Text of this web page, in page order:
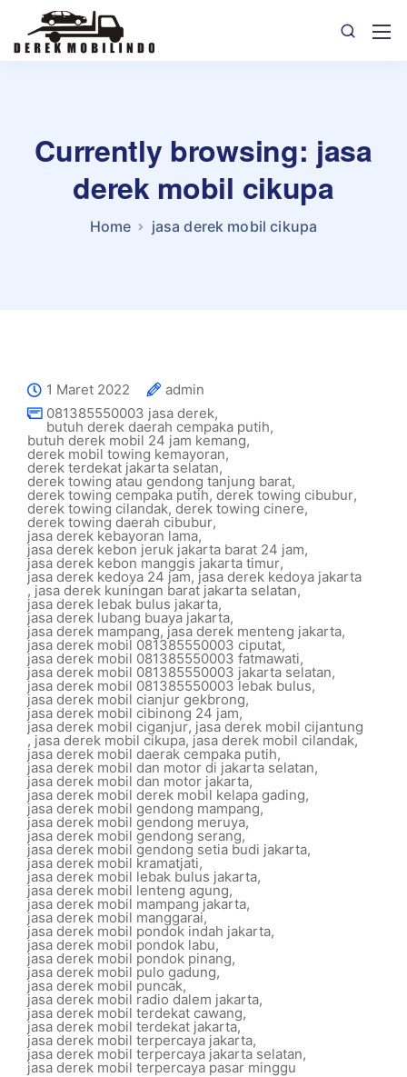
Currently browsing: jasa
derek mobil cikupa
Home jasa derek mobil cikupa
1 Maret 2022
admin
081385550003 jasa derek,
butuh derek daerah cempaka putih,
butuh derek mobil 24 jam kemang,
derek mobil towing kemayoran,
derek terdekat jakarta selatan,
derek towing atau gendong tanjung barat,
derek towing cempaka putih, derek towing cibubur,
derek towing cilandak, derek towing cinere,
derek towing daerah cibubur,
jasa derek kebayoran lama,
jasa derek kebon jeruk jakarta barat 24 jam,
jasa derek kebon manggis jakarta timur,
jasa derek kedoya 24 jam, jasa derek kedoya jakarta
, jasa derek kuningan barat jakarta selatan,
jasa derek lebak bulus jakarta,
jasa derek lubang buaya jakarta,
jasa derek mampang, jasa derek menteng jakarta,
jasa derek mobil 081385550003 ciputat,
jasa derek mobil 081385550003 fatmawati,
jasa derek mobil 081385550003 jakarta selatan,
jasa derek mobil 081385550003 lebak bulus,
jasa derek mobil cianjur gekbrong,
jasa derek mobil cibinong 24 jam,
jasa derek mobil ciganjur, jasa derek mobil cijantung
, jasa derek mobil cikupa, jasa derek mobil cilandak,
jasa derek mobil daerak cempaka putih,
jasa derek mobil dan motor di jakarta selatan,
jasa derek mobil dan motor jakarta,
jasa derek mobil derek mobil kelapa gading,
jasa derek mobil gendong mampang,
jasa derek mobil gendong meruya,
jasa derek mobil gendong serang,
jasa derek mobil gendong setia budi jakarta,
jasa derek mobil kramatjati,
jasa derek mobil lebak bulus jakarta,
jasa derek mobil lenteng agung,
jasa derek mobil mampang jakarta,
jasa derek mobil manggarai,
jasa derek mobil pondok indah jakarta,
jasa derek mobil pondok labu,
jasa derek mobil pondok pinang,
jasa derek mobil pulo gadung,
jasa derek mobil puncak,
jasa derek mobil radio dalem jakarta,
jasa derek mobil terdekat cawang,
jasa derek mobil terdekat jakarta,
jasa derek mobil terpercaya jakarta,
jasa derek mobil terpercaya jakarta selatan,
jasa derek mobil terpercaya pasar minggu